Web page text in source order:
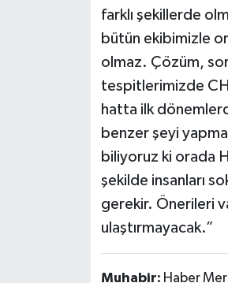
farklı şekillerde
bütün ekibimizle
olmaz. Çözüm,
tespitlerimizde
hatta ilk
benzer şeyi
biliyoruz ki orada
şekilde insanları
gerekir. Önerileri
ulaştırmayacak.”
Muhabir: Haber